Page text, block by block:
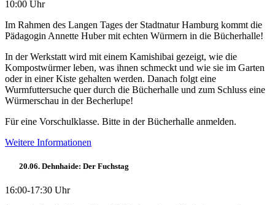
10:00 Uhr
Im Rahmen des Langen Tages der Stadtnatur Hamburg kommt die
Pädagogin Annette Huber mit echten Würmern in die Bücherhalle!
In der Werkstatt wird mit einem Kamishibai gezeigt, wie die
Kompostwürmer leben, was ihnen schmeckt und wie sie im Garten
oder in einer Kiste gehalten werden. Danach folgt eine
Wurmfuttersuche quer durch die Bücherhalle und zum Schluss eine
Würmerschau in der Becherlupe!
Für eine Vorschulklasse. Bitte in der Bücherhalle anmelden.
Weitere Informationen
20.06. Dehnhaide: Der Fuchstag
16:00-17:30 Uhr